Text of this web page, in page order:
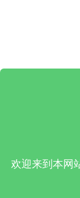
欢迎来到本网